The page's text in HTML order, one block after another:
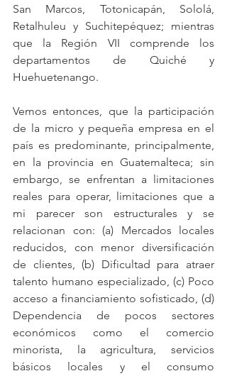
San Marcos, Totonicapán, Sololá,
Retalhuleu y Suchitepéquez; mientras
que la Región VII comprende los
departamentos de Quiché y
Huehuetenango.
Vemos entonces, que la participación
de la micro y pequeña empresa en el
país es predominante, principalmente,
en la provincia en Guatemalteca; sin
embargo, se enfrentan a limitaciones
reales para operar, limitaciones que a
mi parecer son estructurales y se
relacionan con: (a) Mercados locales
reducidos, con menor diversificación
de clientes, (b) Dificultad para atraer
talento humano especializado, (c) Poco
acceso a financiamiento sofisticado, (d)
Dependencia de pocos sectores
económicos como el comercio
minorista, la agricultura, servicios
básicos locales y el consumo